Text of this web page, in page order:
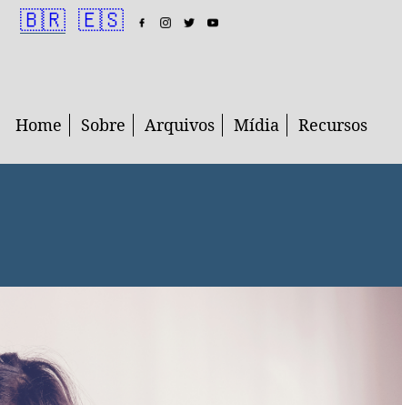
Home Sobre Arquivos Mídia Recursos
🇧🇷 🇪🇸